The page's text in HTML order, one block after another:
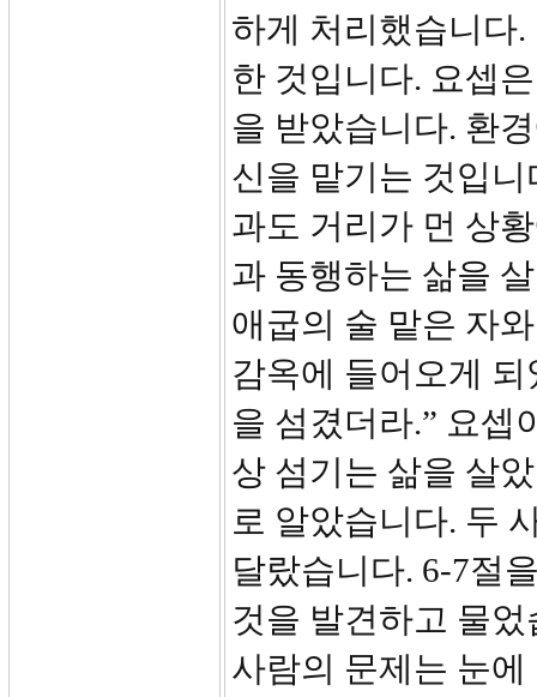
하게 처리했습니다
한 것입니다. 요셉
을 받았습니다. 환
신을 맡기는 것입
과도 거리가 먼 상
과 동행하는 삶을
애굽의 술 맡은 자
감옥에 들어오게
을 섬겼더라.” 요셉
상 섬기는 삶을 살
로 알았습니다. 두
달랐습니다. 6-7절
것을 발견하고 물
사람의 문제는 눈